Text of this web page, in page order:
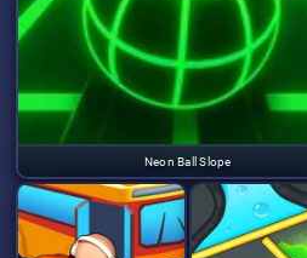
Neon Ball Slope